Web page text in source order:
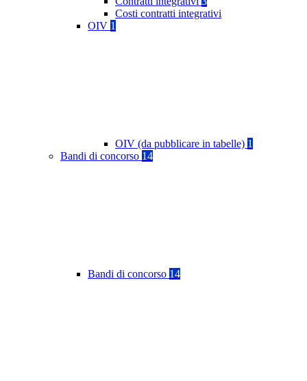
Costi contratti integrativi
OIV 1
OIV (da pubblicare in tabelle) 1
Bandi di concorso 14
Bandi di concorso 14